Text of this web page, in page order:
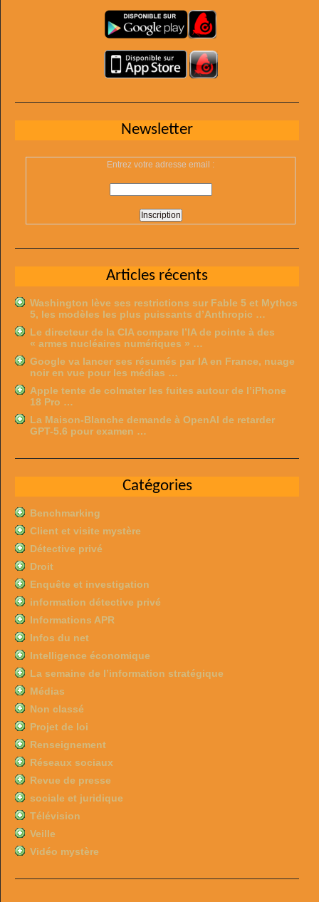
Newsletter
Entrez votre adresse email :
Articles récents
Washington lève ses restrictions sur Fable 5 et Mythos
5, les modèles les plus puissants d’Anthropic …
Le directeur de la CIA compare l’IA de pointe à des
« armes nucléaires numériques » …
Google va lancer ses résumés par IA en France, nuage
noir en vue pour les médias …
Apple tente de colmater les fuites autour de l’iPhone
18 Pro …
La Maison-Blanche demande à OpenAI de retarder
GPT-5.6 pour examen …
Catégories
Benchmarking
Client et visite mystère
Détective privé
Droit
Enquête et investigation
information détective privé
Informations APR
Infos du net
Intelligence économique
La semaine de l’information stratégique
Médias
Non classé
Projet de loi
Renseignement
Réseaux sociaux
Revue de presse
sociale et juridique
Télévision
Veille
Vidéo mystère